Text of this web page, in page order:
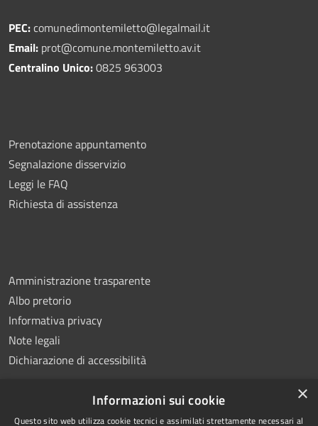
PEC:comunedimontemiletto@legalmail.it
Email: prot@comune.montemiletto.av.it
Centralino Unico:0825 963003
Prenotazione appuntamento
Segnalazione disservizio
Leggi le FAQ
Richiesta di assistenza
Amministrazione trasparente
Albo pretorio
Informativa privacy
Note legali
Dichiarazione di accessibilità
×
Informazioni sui cookie
Questo sito web utilizza cookie tecnici e assimilati strettamente necessari al